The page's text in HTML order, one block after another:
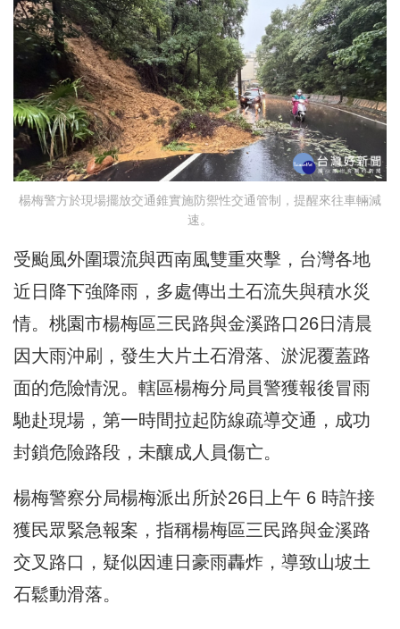
楊梅警方於現場擺放交通錐實施防禦性交通管制，提醒來往車輛減
速。
受颱風外圍環流與西南風雙重夾擊，台灣各地
近日降下強降雨，多處傳出土石流失與積水災
情。桃園市楊梅區三民路與金溪路口26日清晨
因大雨沖刷，發生大片土石滑落、淤泥覆蓋路
面的危險情況。轄區楊梅分局員警獲報後冒雨
馳赴現場，第一時間拉起防線疏導交通，成功
封鎖危險路段，未釀成人員傷亡。
楊梅警察分局楊梅派出所於26日上午 6 時許接
獲民眾緊急報案，指稱楊梅區三民路與金溪路
交叉路口，疑似因連日豪雨轟炸，導致山坡土
石鬆動滑落。